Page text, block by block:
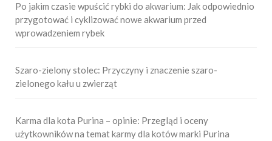
Po jakim czasie wpuścić rybki do akwarium: Jak odpowiednio
przygotować i cyklizować nowe akwarium przed
wprowadzeniem rybek
Szaro-zielony stolec: Przyczyny i znaczenie szaro-
zielonego kału u zwierząt
Karma dla kota Purina – opinie: Przegląd i oceny
użytkowników na temat karmy dla kotów marki Purina